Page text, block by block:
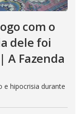
com o
dele foi
A Fazenda
e hipocrisia durante